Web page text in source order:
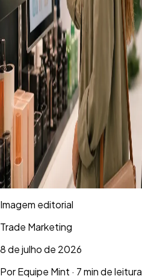
Imagem editorial
Trade Marketing
8 de julho de 2026
PorEquipe Mint · 7 min de leitura